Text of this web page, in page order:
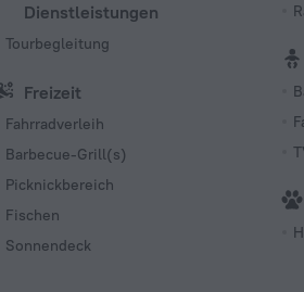
Dienstleistungen
Tourbegleitung
Freizeit
Fahrradverleih
Barbecue-Grill(s)
Picknickbereich
Fischen
Sonnendeck